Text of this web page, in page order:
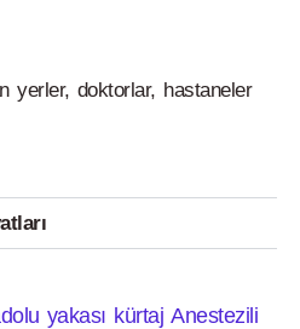
yerler, doktorlar, hastaneler
yakası kürtaj Anestezili